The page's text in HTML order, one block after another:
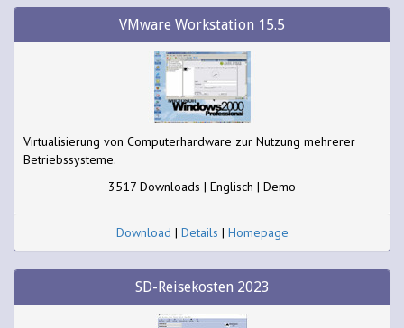
VMware Workstation 15.5
Virtualisierung von Computerhardware zur Nutzung mehrerer
Betriebssysteme.
3517 Downloads | Englisch | Demo
Download | Details | Homepage
SD-Reisekosten 2023